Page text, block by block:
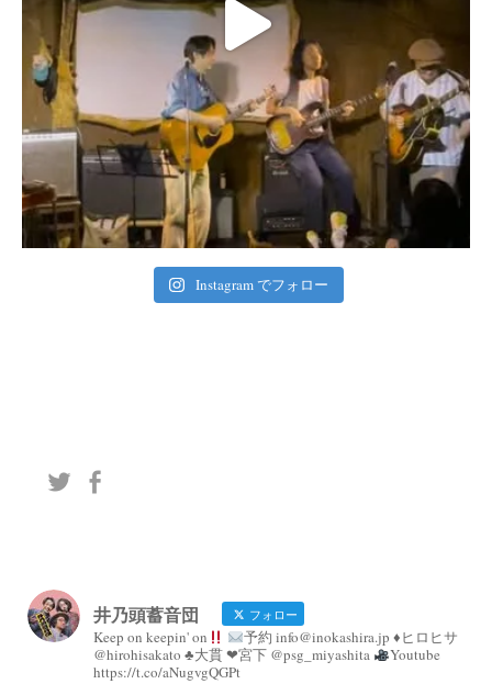
Instagram でフォロー
井乃頭蓄音団 フォロー
Keep on keepin' on
予約 info@inokashira.jp ♦︎ヒロヒサ
@hirohisakato ♣︎大貫 ❤︎宮下 @psg_miyashita
Youtube
https://t.co/aNugvgQGPt